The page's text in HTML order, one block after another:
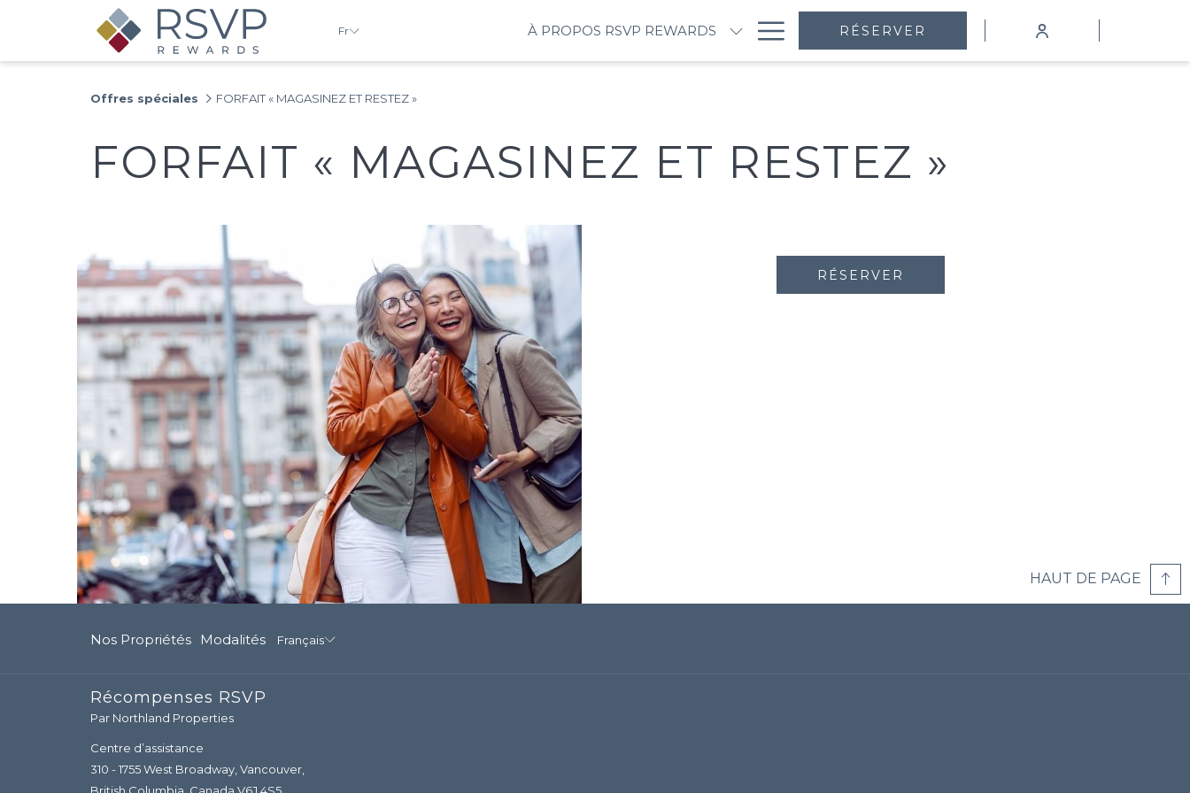
Fr À PROPOS RSVP REWARDS Hamburger
Menu
RÉSERVER
Offres spéciales FORFAIT « MAGASINEZ ET RESTEZ »
FORFAIT « MAGASINEZ ET RESTEZ »
RÉSERVER
HAUT DE PAGE
Nos Propriétés Modalités Français
Récompenses RSVP
Par Northland Properties
Centre d’assistance
310 - 1755 West Broadway, Vancouver,